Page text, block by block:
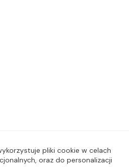
pliki cookie w celach
oraz do personalizacji